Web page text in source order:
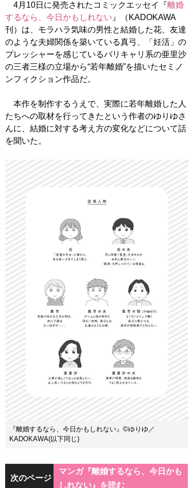
4月10日に発売されたコミックエッセイ『離婚
するなら、今日かもしれない 』（KADOKAWA
刊）は、モラハラ気味の男性と結婚した花、友達
のような夫婦関係を築いている真弓、「妊活」の
プレッシャーを感じているバリキャリ系の亜里沙
の三者三様の立場から“若年離婚”を描いたセミノ
ンフィクション作品だ。
本作を制作するうえで、実際に若年離婚した人
たちへの取材を行ってきたという作者のゆりゆさ
んに、結婚に対する考え方の変化などについて話
を聞いた。
『離婚するなら、今日かもしれない』©ゆりゆ／
KADOKAWA(以下同じ)
次のページ
マンガ『離婚するなら、今日かも
しれない』を読む